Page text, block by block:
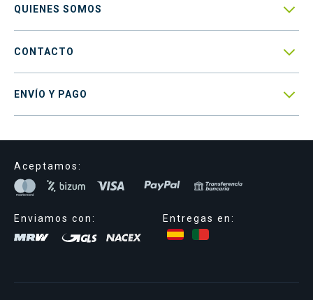
QUIENES SOMOS 
CONTACTO 
ENVÍO Y PAGO 
Aceptamos:
Enviamos con: Entregas en: